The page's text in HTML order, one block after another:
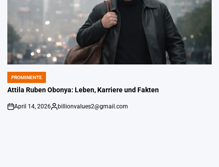
POSTED
IN
PROMINENTE
Attila Ruben Obonya: Leben, Karriere und Fakten
An
April 14, 2026
Gepostet
billionvalues2@gmail.com